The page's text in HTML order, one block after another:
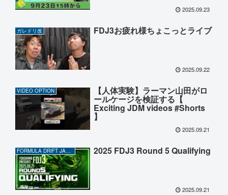
2025.09.23
ガレドリ改 FDJ3お疲れ様ちょこっとライブ
2025.09.22
VIDEO OPTION 【人体実験】ラーマン山田がロ
ールケージを検証する【
Exciting JDM videos #Shorts
】
2025.09.21
FORMULA DRIFT JAPAN 2025 FDJ3 Round 5 Qualifying
2025.09.21